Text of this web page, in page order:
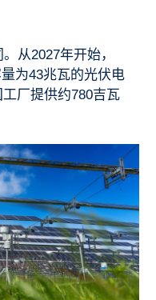
从2027年开始，
为43兆瓦的光伏电
厂提供约780吉瓦